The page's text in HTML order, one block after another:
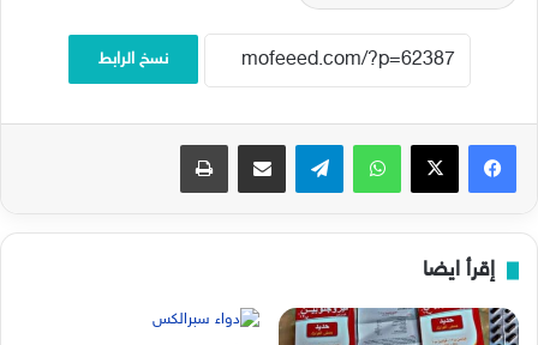
نسخ الرابط
فيسبوك‫X واتساب تيلقرام مشاركة عبر البريد طباعة
إقرأ ايضا